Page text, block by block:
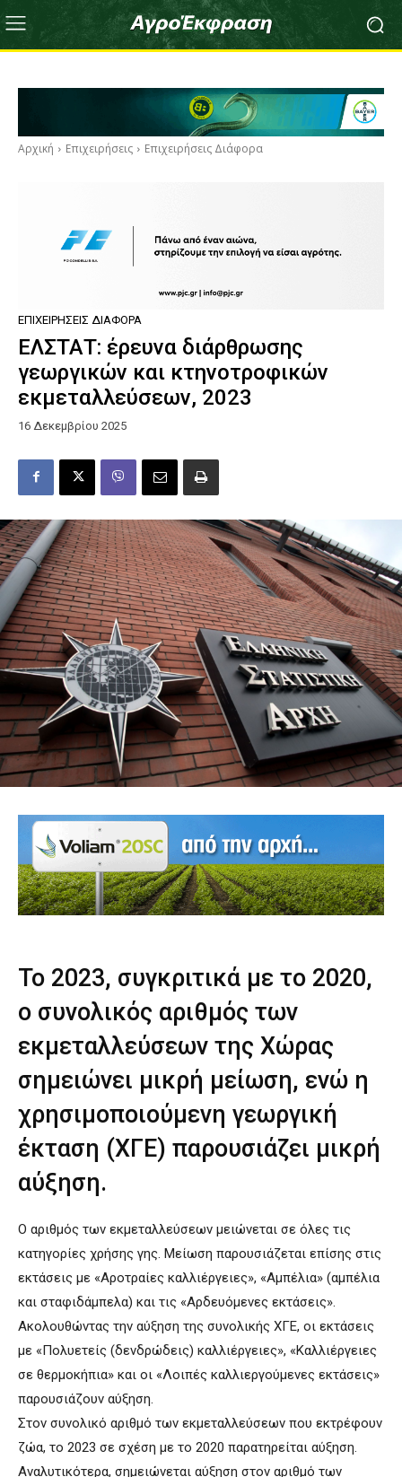
Αρχική Επιχειρήσεις Επιχειρήσεις Διάφορα
ΕΠΙΧΕΙΡΉΣΕΙΣ ΔΙΆΦΟΡΑ
ΕΛΣΤΑΤ: έρευνα διάρθρωσης
γεωργικών και κτηνοτροφικών
εκμεταλλεύσεων, 2023
16 Δεκεμβρίου 2025
Το 2023, συγκριτικά με το 2020,
ο συνολικός αριθμός των
εκμεταλλεύσεων της Χώρας
σημειώνει μικρή μείωση, ενώ η
χρησιμοποιούμενη γεωργική
έκταση (ΧΓΕ) παρουσιάζει μικρή
αύξηση.
Ο αριθμός των εκμεταλλεύσεων μειώνεται σε όλες τις
κατηγορίες χρήσης γης. Μείωση παρουσιάζεται επίσης στις
εκτάσεις με «Αροτραίες καλλιέργειες», «Αμπέλια» (αμπέλια
και σταφιδάμπελα) και τις «Αρδευόμενες εκτάσεις».
Ακολουθώντας την αύξηση της συνολικής ΧΓΕ, οι εκτάσεις
με «Πολυετείς (δενδρώδεις) καλλιέργειες», «Καλλιέργειες
σε θερμοκήπια» και οι «Λοιπές καλλιεργούμενες εκτάσεις»
παρουσιάζουν αύξηση.
Στον συνολικό αριθμό των εκμεταλλεύσεων που εκτρέφουν
ζώα, το 2023 σε σχέση με το 2020 παρατηρείται αύξηση.
Αναλυτικότερα, σημειώνεται αύξηση στον αριθμό των